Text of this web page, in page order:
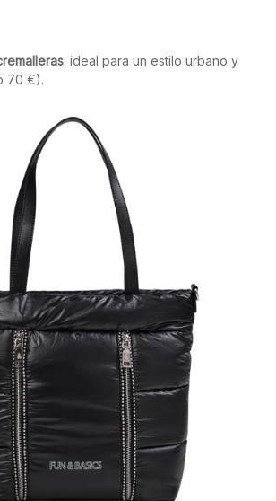
: ideal para un estilo urbano y
70 €).